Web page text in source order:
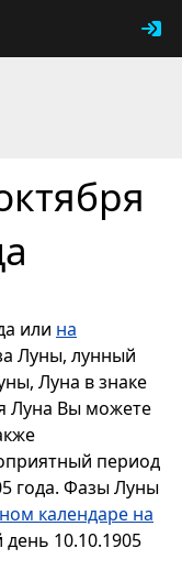
или на
Луны, лунный
Луна в знаке
Луна Вы можете
период
года. Фазы Луны
календаре на
10.10.1905